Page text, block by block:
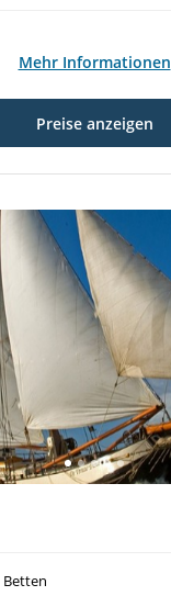
Mehr Informationen
Preise anzeigen
Betten